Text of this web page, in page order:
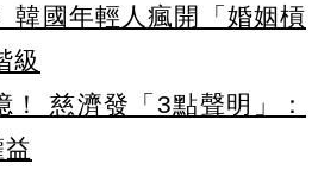
韓國年輕人瘋開「婚姻槓
級
！ 慈濟發「3點聲明」：